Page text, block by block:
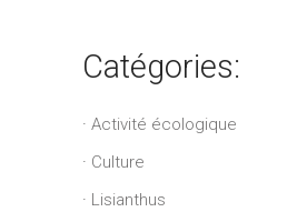
Catégories:
Activité écologique
Culture
Lisianthus